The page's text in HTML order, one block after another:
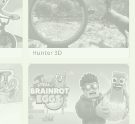
Hunter 3D